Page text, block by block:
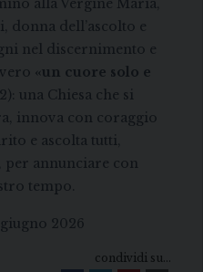
alla Vergine Maria,
donna dell’ascolto e
nel discernimento e
«un cuore solo e
una Chiesa che si
innova con coraggio
e ascolta tutti,
per annunciare con
tempo.
2026
condividi su...